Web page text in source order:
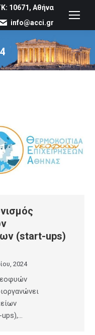
10671, Αθήνα
info@acci.gr
here:
(start-ups)
2024